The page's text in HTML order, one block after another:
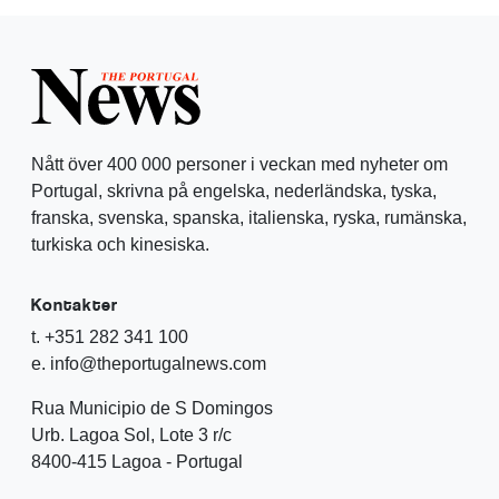
Nått över 400 000 personer i veckan med nyheter om
Portugal, skrivna på engelska, nederländska, tyska,
franska, svenska, spanska, italienska, ryska, rumänska,
turkiska och kinesiska.
Kontakter
t. +351 282 341 100
e. info@theportugalnews.com
Rua Municipio de S Domingos
Urb. Lagoa Sol, Lote 3 r/c
8400-415 Lagoa - Portugal